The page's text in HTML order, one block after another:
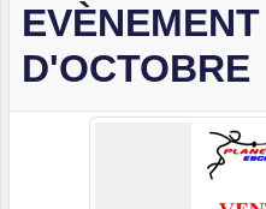
D'OCTOBRE